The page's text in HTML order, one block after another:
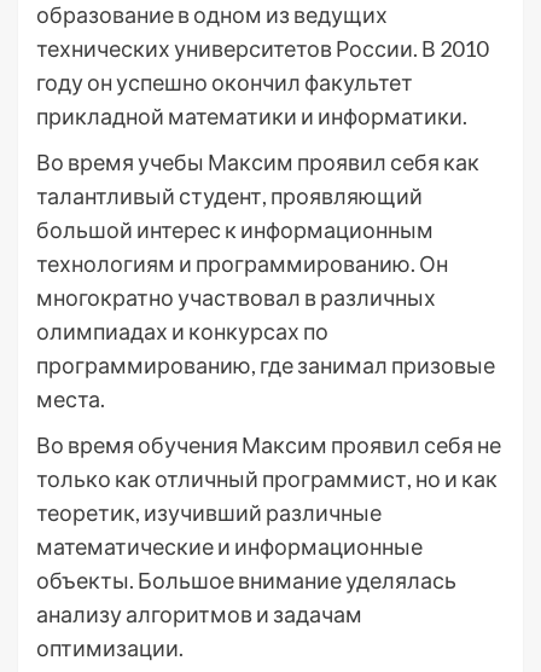
образование в одном из ведущих
технических университетов России. В 2010
году он успешно окончил факультет
прикладной математики и информатики.
Во время учебы Максим проявил себя как
талантливый студент, проявляющий
большой интерес к информационным
технологиям и программированию. Он
многократно участвовал в различных
олимпиадах и конкурсах по
программированию, где занимал призовые
места.
Во время обучения Максим проявил себя не
только как отличный программист, но и как
теоретик, изучивший различные
математические и информационные
объекты. Большое внимание уделялась
анализу алгоритмов и задачам
оптимизации.